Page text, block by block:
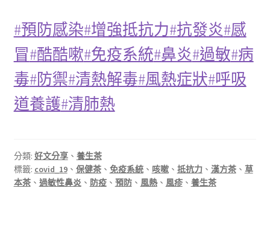
#預防感染#增強抵抗力#抗發炎#感
冒#酷酷嗽#免疫系統#鼻炎#過敏#病
毒#防禦#清熱解毒#風熱症狀#呼吸
道養護#清肺熱
分類: 好文分享、 養生茶
標籤: covid_19、 保健茶、 免疫系統、 咳嗽、 抵抗力、 漢方茶、 草
本茶、 過敏性鼻炎 、 防疫、 預防、 風熱、 風疹、 養生茶